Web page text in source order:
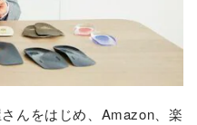
んをはじめ、Amazon、楽